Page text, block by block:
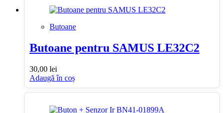
Butoane
Butoane pentru SAMUS LE32C2
30,00 lei
Adaugă în coș